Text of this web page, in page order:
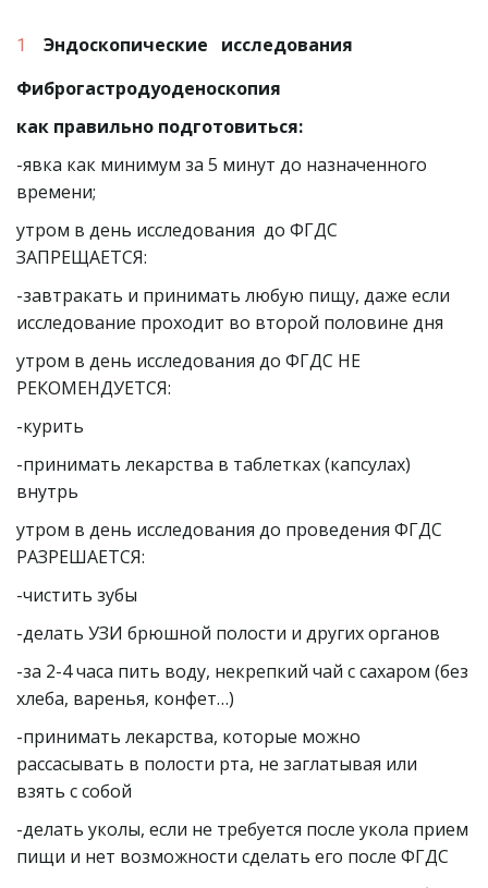
Эндоскопические   исследования
Фиброгастродуоденоскопия
как правильно подготовиться:
-явка как минимум за 5 минут до назначенного
времени;
утром в день исследования  до ФГДС
ЗАПРЕЩАЕТСЯ:
-завтракать и принимать любую пищу, даже если
исследование проходит во второй половине дня
утром в день исследования до ФГДС НЕ
РЕКОМЕНДУЕТСЯ:
-курить
-принимать лекарства в таблетках (капсулах)
внутрь
утром в день исследования до проведения ФГДС
РАЗРЕШАЕТСЯ:
-чистить зубы
-делать УЗИ брюшной полости и других органов
-за 2-4 часа пить воду, некрепкий чай с сахаром (без
хлеба, варенья, конфет…)
-принимать лекарства, которые можно
рассасывать в полости рта, не заглатывая или
взять с собой
-делать уколы, если не требуется после укола прием
пищи и нет возможности сделать его после ФГДС